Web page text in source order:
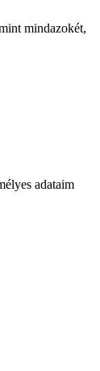
mindazokét,
adataim